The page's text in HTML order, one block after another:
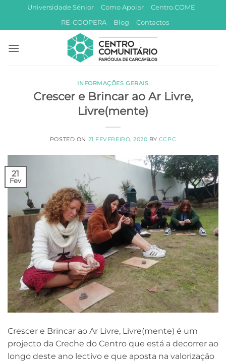
content
Universidade Sénior Como Apoiar
Centro.COME
RE-COOPERA
Blog Contactos
INFORMAÇÕES GERAIS
Crescer e Brincar ao Ar Livre,
Livre(mente)
POSTED ON 21 FEVEREIRO, 2020 BY CCPC
21
Fev
Crescer e Brincar ao Ar Livre, Livre(mente) é um
projecto da Creche do Centro que está a decorrer ao
longo deste ano lectivo e que aposta na valorização